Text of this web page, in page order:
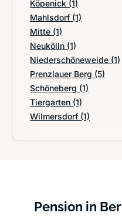
Köpenick (1)
Mahlsdorf (1)
Mitte (1)
Neukölln (1)
Niederschöneweide (1)
Prenzlauer Berg (5)
Schöneberg (1)
Tiergarten (1)
Wilmersdorf (1)
Pension in